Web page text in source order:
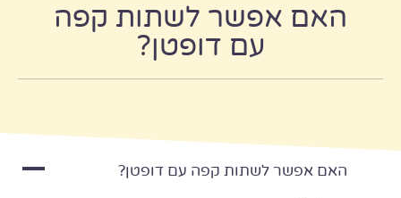
האם אפשר לשתות קפה
עם דופטן?
A האם אפשר לשתות קפה עם דופטן?